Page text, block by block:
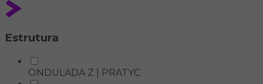
Estrutura
ONDULADA Z | PRATYC